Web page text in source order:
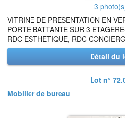
3
VITRINE DE PRESENTATION EN
PORTE BATTANTE SUR 3
RDC ESTHETIQUE, RDC
Détail du
Lot n°
Mobilier de bureau